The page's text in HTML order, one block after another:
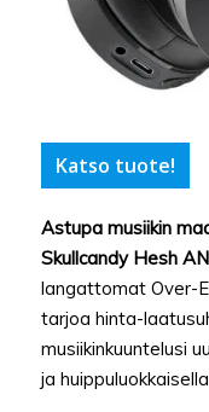
Katso tuote!
Astupa musiikin
Skullcandy Hesh
langattomat Over-
tarjoa hinta-
musiikinkuuntelusi
ja